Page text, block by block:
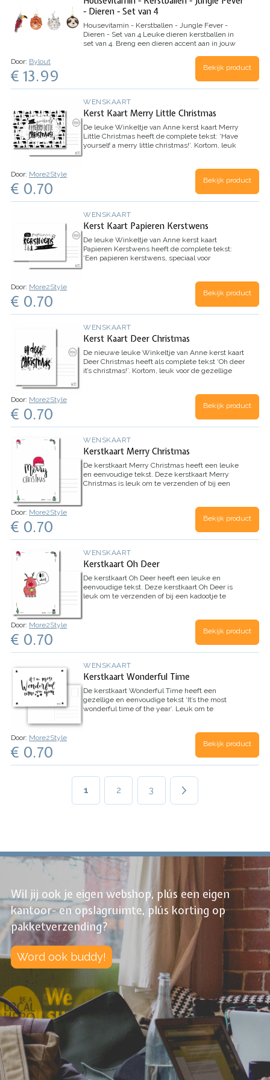
gezellige sfeer. De bijbehorende transformator
biedt een veilige elektrische aansluiting.
najaar alvast een winterse sfeer op bijvoorbeeld
de oprit, de tuin of andere ruimtes? Bestel dan
snel deze prachtige dennenboom met een
hoogte van 150cm. Zeer makkelijk op te zetten
Inhoud: 1
meter
- Dieren - Set van 4
Housevitamin - Kerstballen - Jungle Fever -
Dieren - Set van 4 Leuke dieren kerstballen in
set van 4. Breng een dieren accent aan in jouw
een tijger kerstbal,
Door: Bylout
€ 13.99 Bekijk product
WENSKAART
Kerst Kaart Merry Little Christmas
De leuke Winkeltje van Anne kerst kaart Merry
Little Christmas heeft de complete tekst: ‘Have
yourself a merry little christmas!’. Kortom, leuk
enkelzijdig sulfaatkarton. Doordat sulfaatkarton
uit meerdere lagen bestaat, is het extra stevig.
De achterkant is voorzien van adresregels. Kaart
is echter exclusief envelop.
Door: More2Style
€ 0.70 Bekijk product
WENSKAART
Kerst Kaart Papieren Kerstwens
De leuke Winkeltje van Anne kerst kaart
Papieren Kerstwens heeft de complete tekst:
‘Een papieren kerstwens, speciaal voor
op 330 grams enkelzijdig sulfaatkarton. Doordat
sulfaatkarton uit meerdere lagen bestaat, is het
De achterkant is voorzien van
adresregels. Kaart is echter exclusief envelop.
Door: More2Style
€ 0.70 Bekijk product
WENSKAART
Kerst Kaart Deer Christmas
De nieuwe leuke Winkeltje van Anne kerst kaart
Deer Christmas heeft als complete tekst ‘Oh deer
it’s christmas!’. Kortom, leuk voor de gezellige
enkelzijdig sulfaatkarton. Doordat sulfaatkarton
uit meerdere lagen bestaat, is het extra stevig.
De achterkant is voorzien van adresregels. Kaart
is echter exclusief envelop.
Door: More2Style
€ 0.70 Bekijk product
WENSKAART
Kerstkaart Merry Christmas
De kerstkaart Merry Christmas heeft een leuke
en eenvoudige tekst. Deze kerstkaart Merry
Christmas is leuk om te verzenden of bij een
Het formaat is 10,5 x 14,8
Door: More2Style
€ 0.70 Bekijk product
WENSKAART
Kerstkaart Oh Deer
De kerstkaart Oh Deer heeft een leuke en
eenvoudige tekst. Deze kerstkaart Oh Deer is
leuk om te verzenden of bij een kadootje te
Het formaat is 10,5 x 14,8
Door: More2Style
€ 0.70 Bekijk product
WENSKAART
Kerstkaart Wonderful Time
De kerstkaart Wonderful Time heeft een
gezellige en eenvoudige tekst ‘It’s the most
wonderful time of the year’. Leuk om te
Door: More2Style
€ 0.70 Bekijk product
Paginering
Huidige
1 Page
2 Page
3
Wil jij ook je eigen webshop, plús een eigen
kantoor- en opslagruimte, plús korting op
pakketverzending?
Word ook buddy!